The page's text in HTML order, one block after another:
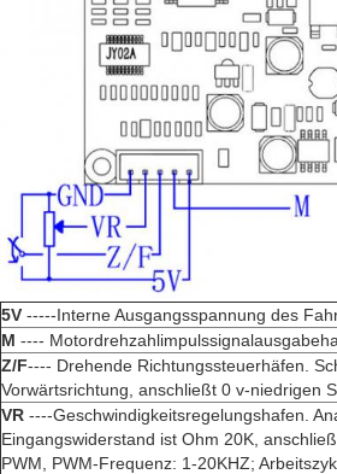
5V -----Interne Ausgangsspannung des
M ----
Z/F---- Drehende Richtungssteuerhäfen.
Vorwärtsrichtung, anschließt 0 v-niedrigen
VR ----Geschwindigkeitsregelungshafen.
Eingangswiderstand ist Ohm 20K,
PWM, PWM-Frequenz: 1-20KHZ;